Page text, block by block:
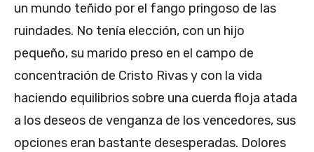
un mundo teñido por el fango pringoso de las
ruindades. No tenía elección, con un hijo
pequeño, su marido preso en el campo de
concentración de Cristo Rivas y con la vida
haciendo equilibrios sobre una cuerda floja atada
a los deseos de venganza de los vencedores, sus
opciones eran bastante desesperadas. Dolores